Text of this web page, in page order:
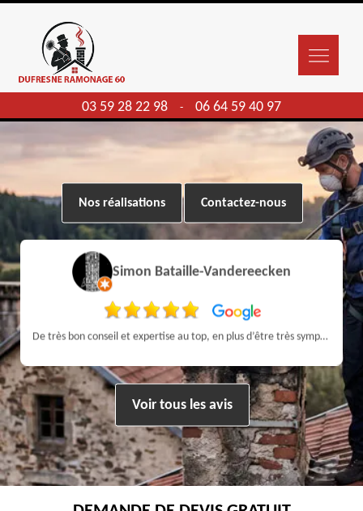
03 59 28 22 98 - 06 64 59 40 97
Nos réalisations Contactez-nous
Simon Bataille-Vandereecken
De très bon conseil et expertise au top, en plus d’être très sympathique, je recommande! Nous avons été bien aidés et renseignés sur quoi faire de notre insert et son entretien futur, merci :)
Voir tous les avis